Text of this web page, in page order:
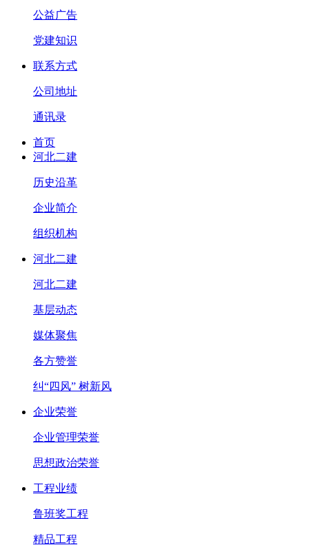
公益广告
党建知识
联系方式
公司地址
通讯录
首页
河北二建
历史沿革
企业简介
组织机构
河北二建
河北二建
基层动态
媒体聚焦
各方赞誉
纠“四风” 树新风
企业荣誉
企业管理荣誉
思想政治荣誉
工程业绩
鲁班奖工程
精品工程